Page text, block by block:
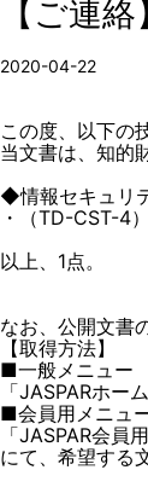
【ご連
2020-04-22
この度、以下の
当文書は、知的
◆情報セキュリ
・（TD-CST-4
以上、1点。
なお、公開文書
【取得方法】
■一般メニュー
「JASPARホ
■会員用メニュ
「JASPAR会
にて、希望する